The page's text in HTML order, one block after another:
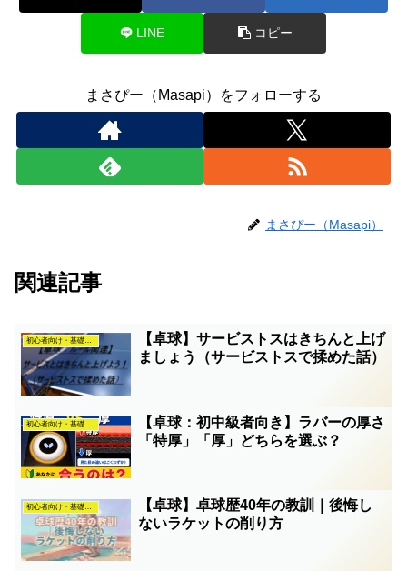
LINE コピー
まさぴー（Masapi）をフォローする
まさぴー（Masapi）
関連記事
初心者向け・基礎知識
【卓球】サービストスはきちんと上げ
ましょう（サービストスで揉めた話）
初心者向け・基礎知識
【卓球：初中級者向き】ラバーの厚さ
「特厚」「厚」どちらを選ぶ？
初心者向け・基礎知識
【卓球】卓球歴40年の教訓｜後悔し
ないラケットの削り方